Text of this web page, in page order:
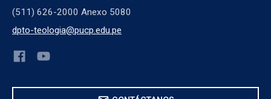
(511) 626-2000 Anexo 5080
dpto-teologia@pucp.edu.pe